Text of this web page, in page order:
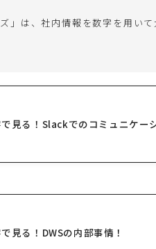
」は、社内情報を数字を用い
見る！Slackでのコミュニケー
見る！DWSの内部事情！